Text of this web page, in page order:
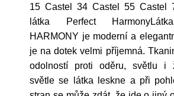
15 Castel 34 Castel 55 Castel
látka Perfect
HARMONY je moderní a
je na dotek velmi příjemná.
odolností proti oděru, světlu i
světle se látka leskne a při